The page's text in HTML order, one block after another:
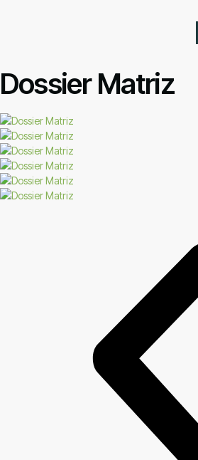
Dossier Matriz